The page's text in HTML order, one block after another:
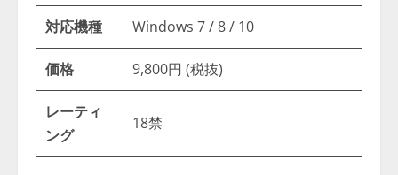
対応機種 Windows 7 / 8 / 10
価格 9,800円 (税抜)
レーティ
ング
18禁